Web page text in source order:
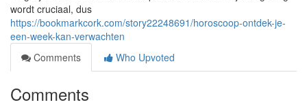
wordt cruciaal, dus
https://bookmarkcork.com/story22248691/horoscoop-ontdek-je-
een-week-kan-verwachten
Comments
Who Upvoted
Comments